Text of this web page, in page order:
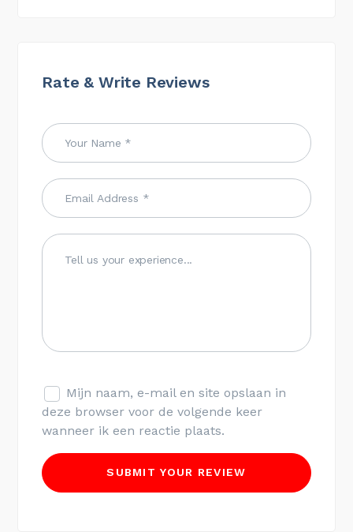
Rate & Write Reviews
Mijn naam, e-mail en site opslaan in
deze browser voor de volgende keer
wanneer ik een reactie plaats.